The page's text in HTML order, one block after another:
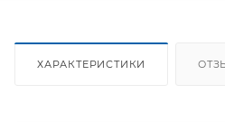
ХАРАКТЕРИСТИКИ